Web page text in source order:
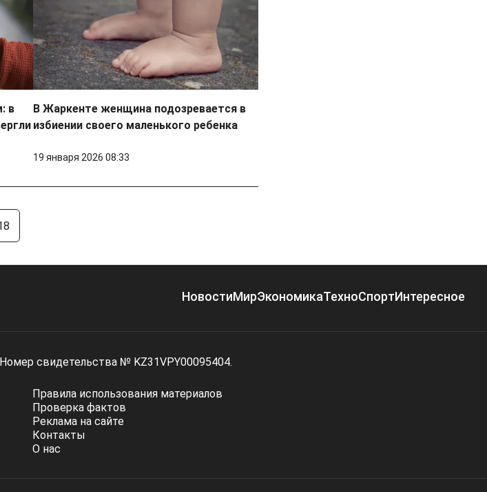
в
В Жаркенте женщина подозревается в
избиении своего маленького ребенка
19 января 2026 08:33
НовостиМирЭкономикаТехноСпортИнтересное
свидетельства № KZ31VPY00095404.
Правила использования материалов
Проверка фактов
Реклама на сайте
Контакты
О нас